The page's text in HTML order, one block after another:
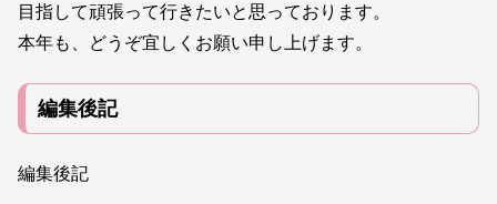
目指して頑張って行きたいと思っております。
本年も、どうぞ宜しくお願い申し上げます。
編集後記
編集後記